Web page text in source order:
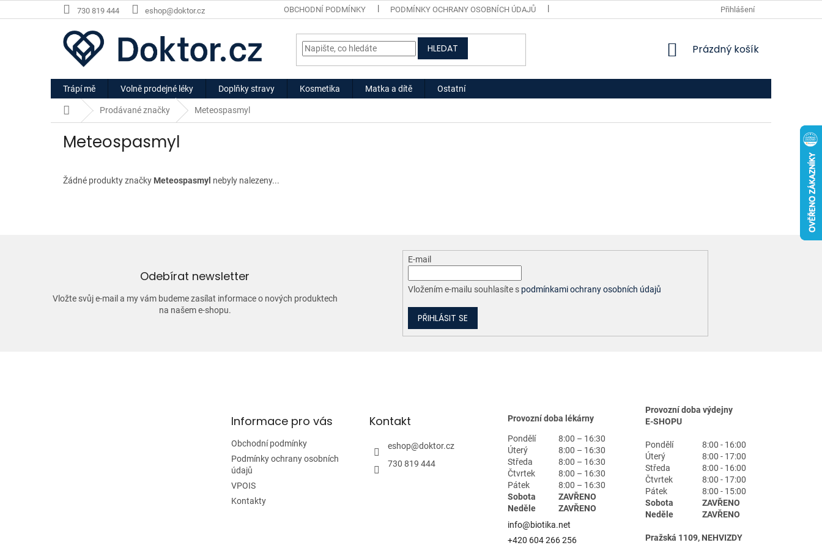
na
730 819 444 eshop@doktor.cz OBCHODNÍ PODMÍNKY PODMÍNKY OCHRANY OSOBNÍCH ÚDAJŮ Přihlášení
HLEDAT
NÁKUPNÍ
Prázdný košík
Trápí mě Volně prodejné léky Doplňky stravy Kosmetika Matka a dítě Ostatní
Domů Prodávané značky Meteospasmyl
Meteospasmyl
Žádné produkty značky Meteospasmyl nebyly nalezeny...
Odebírat newsletter
Vložte svůj e-mail a my vám budeme zasílat informace o nových produktech
na našem e-shopu.
E-mail
Vložením e-mailu souhlasíte s podmínkami ochrany osobních údajů
PŘIHLÁSIT SE
Informace pro vás
Obchodní podmínky
Podmínky ochrany osobních
údajů
VPOIS
Kontakty
Kontakt
eshop@doktor.cz
730 819 444
Provozní doba lékárny
Pondělí
8:00 – 16:30
Úterý
8:00 – 16:30
Středa
8:00 – 16:30
Čtvrtek
8:00 – 16:30
Pátek
8:00 – 16:30
Sobota
ZAVŘENO
Neděle
ZAVŘENO
info@biotika.net
+420 604 266 256
Provozní doba výdejny
E-SHOPU
Pondělí
8:00 - 16:00
Úterý
8:00 - 17:00
Středa
8:00 - 16:00
Čtvrtek
8:00 - 17:00
Pátek
8:00 - 15:00
Sobota
ZAVŘENO
Neděle
ZAVŘENO
Pražská 1109, NEHVIZDY